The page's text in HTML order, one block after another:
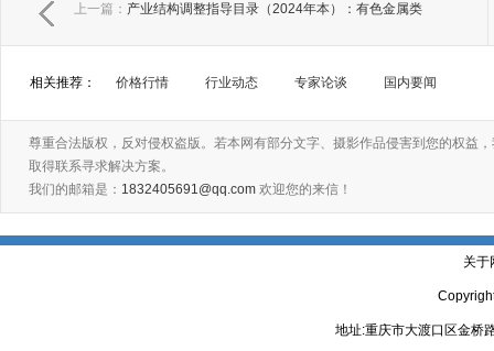
上一篇： 产业结构调整指导目录（2024年本）：有色金属类
相关推荐： 价格行情 行业动态 专家论谈 国内要闻
尊重合法版权，反对侵权盗版。若本网有部分文字、摄影作品侵害到您的权益
取得联系寻求解决方案。
我们的邮箱是： 1832405691@qq.com 欢迎您的来信！
关于
地址:重庆市大渡口区金